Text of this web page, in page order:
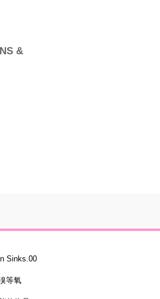
&
Sinks .00
等氧